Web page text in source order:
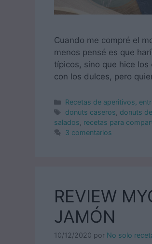
Cuando me compré el
menos pensé es que
típicos, sino que hice
con los dulces, pero
Categorías
Recetas de aperitivos,
Etiquetas
donuts caseros donuts
salados recetas para
3 comentarios
REVIEW
JAMÓN
10/12/2020 por No solo